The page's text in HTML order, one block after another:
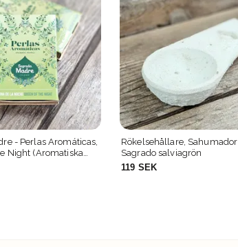
- Perlas Aromáticas,
Night (Aromatiska
Rökelsehållare, Sahumador
Sagrado salviagrön
119 SEK